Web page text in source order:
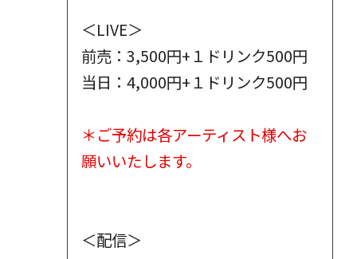
＜LIVE＞
前売：3,500円+１ドリンク500円
当日：4,000円+１ドリンク500円
＊ご予約は各アーティスト様へお
願いいたします。
＜配信＞